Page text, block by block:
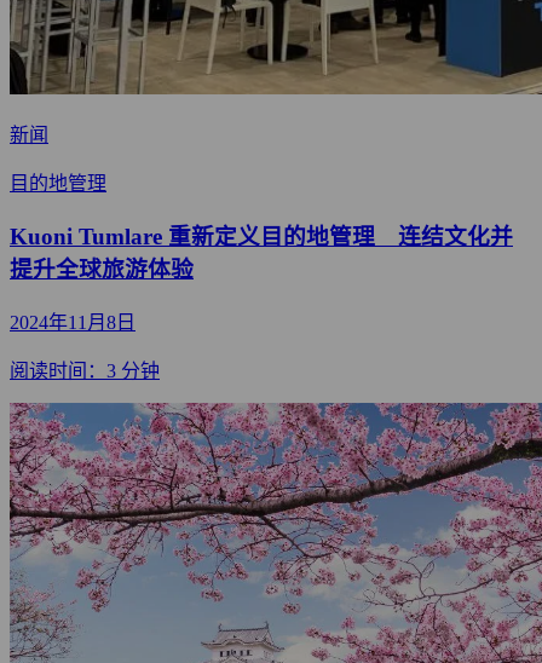
新闻
目的地管理
Kuoni Tumlare 重新定义目的地管理 连结文化并
提升全球旅游体验
2024年11月8日
阅读时间：3 分钟